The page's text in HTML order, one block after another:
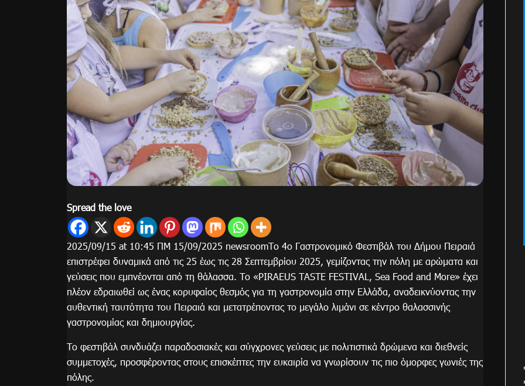
Spread the love
2025/09/15 at 10:45 ΠΜ 15/09/2025 newsroomΤο 4ο Γαστρονομικό Φεστιβάλ του Δήμου Πειραιά
επιστρέφει δυναμικά από τις 25 έως τις 28 Σεπτεμβρίου 2025, γεμίζοντας την πόλη με αρώματα και
γεύσεις που εμπνέονται από τη θάλασσα. Το «PIRAEUS TASTE FESTIVAL, Sea Food and More» έχει
πλέον εδραιωθεί ως ένας κορυφαίος θεσμός για τη γαστρονομία στην Ελλάδα, αναδεικνύοντας την
αυθεντική ταυτότητα του Πειραιά και μετατρέποντας το μεγάλο λιμάνι σε κέντρο θαλασσινής
γαστρονομίας και δημιουργίας.
Το φεστιβάλ συνδυάζει παραδοσιακές και σύγχρονες γεύσεις με πολιτιστικά δρώμενα και διεθνείς
συμμετοχές, προσφέροντας στους επισκέπτες την ευκαιρία να γνωρίσουν τις πιο όμορφες γωνιές της
πόλης.